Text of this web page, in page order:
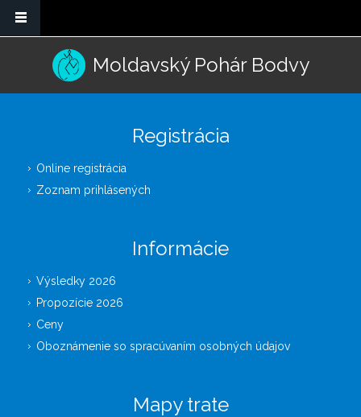
Skip to main content
Moldavský Pohár Bodvy
Registrácia
Online registrácia
Zoznam prihlásených
Informácie
Výsledky 2026
Propozície 2026
Ceny
Oboznámenie so spracúvaním osobných údajov
Mapy trate